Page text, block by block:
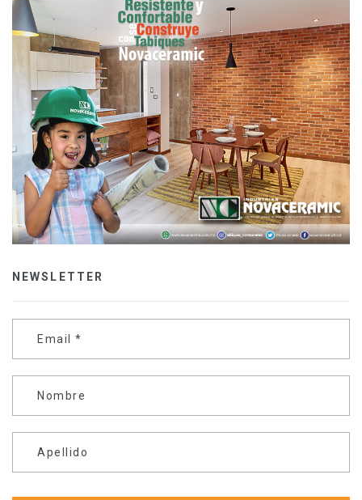
NEWSLETTER
Email *
Nombre
Apellido